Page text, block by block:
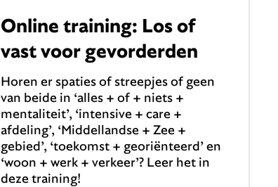
Online training: Los of
vast voor gevorderden
Horen er spaties of streepjes of geen
van beide in ‘alles + of + niets +
mentaliteit’, ‘intensive + care +
afdeling’, ‘Middellandse + Zee +
gebied’, ‘toekomst + georiënteerd’ en
‘woon + werk + verkeer’? Leer het in
deze training!